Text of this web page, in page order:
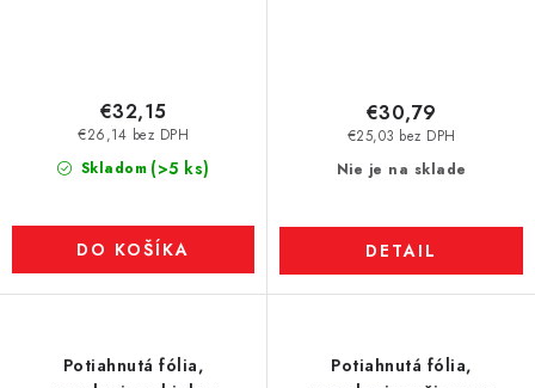
Skladom (>5 ks)
€26,14 bez DPH
€32,15
DO KOŠÍKA
Nie je na sklade
€25,03 bez DPH
€30,79
DETAIL
Potiahnutá fólia,
Potiahnutá fólia,